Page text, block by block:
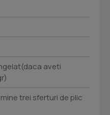
aveti
trei sferturi de plic